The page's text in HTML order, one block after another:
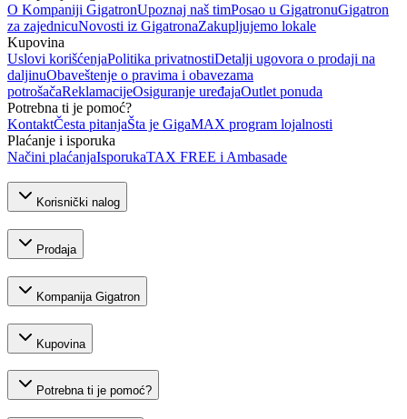
O Kompaniji GigatronUpoznaj naš timPosao u GigatronuGigatron
za zajednicuNovosti iz GigatronaZakupljujemo lokale
Kupovina
Uslovi korišćenjaPolitika privatnostiDetalji ugovora o prodaji na
daljinuObaveštenje o pravima i obavezama
potrošačaReklamacijeOsiguranje uređajaOutlet ponuda
Potrebna ti je pomoć?
KontaktČesta pitanjaŠta je GigaMAX program lojalnosti
Plaćanje i isporuka
Načini plaćanjaIsporukaTAX FREE i Ambasade
Korisnički nalog
Prodaja
Kompanija Gigatron
Kupovina
Potrebna ti je pomoć?